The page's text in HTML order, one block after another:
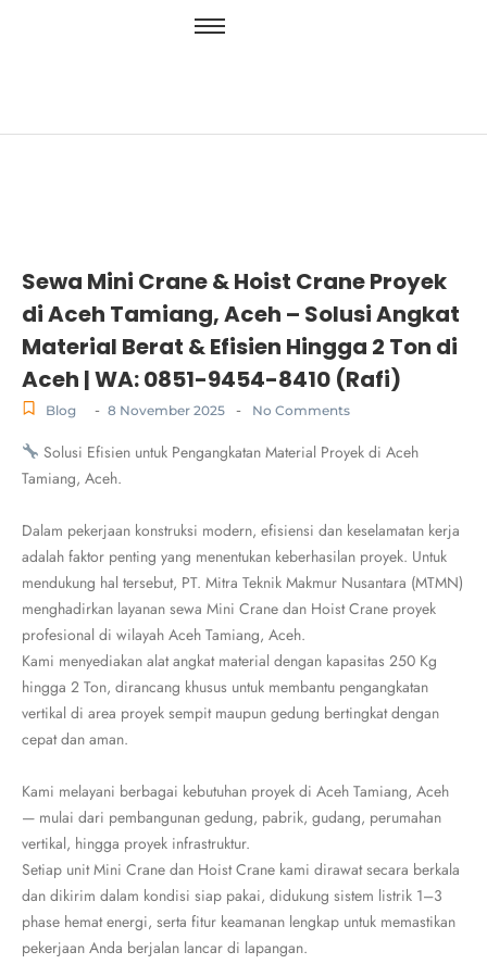
Sewa Mini Crane & Hoist Crane Proyek
di Aceh Tamiang, Aceh – Solusi Angkat
Material Berat & Efisien Hingga 2 Ton di
Aceh | WA: 0851-9454-8410 (Rafi)
Blog - 8 November 2025 - No Comments
Solusi Efisien untuk Pengangkatan Material Proyek di Aceh
Tamiang, Aceh.
Dalam pekerjaan konstruksi modern, efisiensi dan keselamatan kerja
adalah faktor penting yang menentukan keberhasilan proyek. Untuk
mendukung hal tersebut, PT. Mitra Teknik Makmur Nusantara (MTMN)
menghadirkan layanan sewa Mini Crane dan Hoist Crane proyek
profesional di wilayah Aceh Tamiang, Aceh.
Kami menyediakan alat angkat material dengan kapasitas 250 Kg
hingga 2 Ton, dirancang khusus untuk membantu pengangkatan
vertikal di area proyek sempit maupun gedung bertingkat dengan
cepat dan aman.
Kami melayani berbagai kebutuhan proyek di Aceh Tamiang, Aceh
— mulai dari pembangunan gedung, pabrik, gudang, perumahan
vertikal, hingga proyek infrastruktur.
Setiap unit Mini Crane dan Hoist Crane kami dirawat secara berkala
dan dikirim dalam kondisi siap pakai, didukung sistem listrik 1–3
phase hemat energi, serta fitur keamanan lengkap untuk memastikan
pekerjaan Anda berjalan lancar di lapangan.